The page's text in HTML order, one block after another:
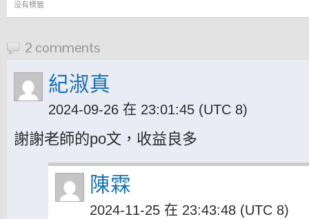
没有標籤
2 comments
紀淑真
2024-09-26 在 23:01:45 (UTC 8)
謝謝老師的po文，收益良多
陳霖
2024-11-25 在 23:43:48 (UTC 8)